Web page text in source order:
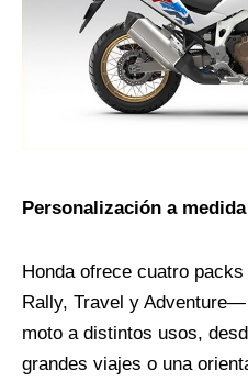
Personalización a medida
Honda ofrece cuatro
Rally, Travel y
moto a distintos usos,
grandes viajes o una